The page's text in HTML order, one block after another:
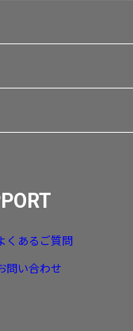
くあるご質問
問い合わせ